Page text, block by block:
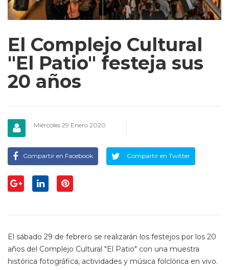
El Complejo Cultural
"El Patio" festeja sus
20 años
Miércoles 29 Enero 2020
Compartir en Facebook Compartir en Twitter
El sábado 29 de febrero se realizarán los festejos por los 20
años del Complejo Cultural "El Patio" con una muestra
histórica fotográfica, actividades y música folclórica en vivo.